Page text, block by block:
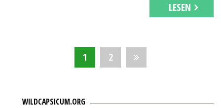
LESEN
Beitragsnavigation
1 2
WILDCAPSICUM.ORG